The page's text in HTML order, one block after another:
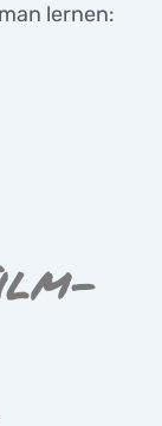
lernen: